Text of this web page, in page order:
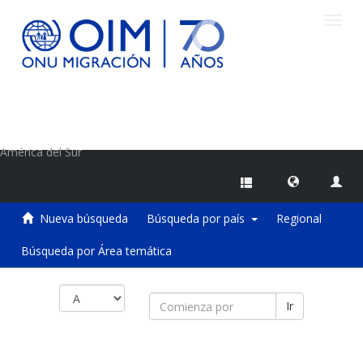
América del Sur
Nueva búsqueda Búsqueda por país Regional
Búsqueda por Área temática
Ir